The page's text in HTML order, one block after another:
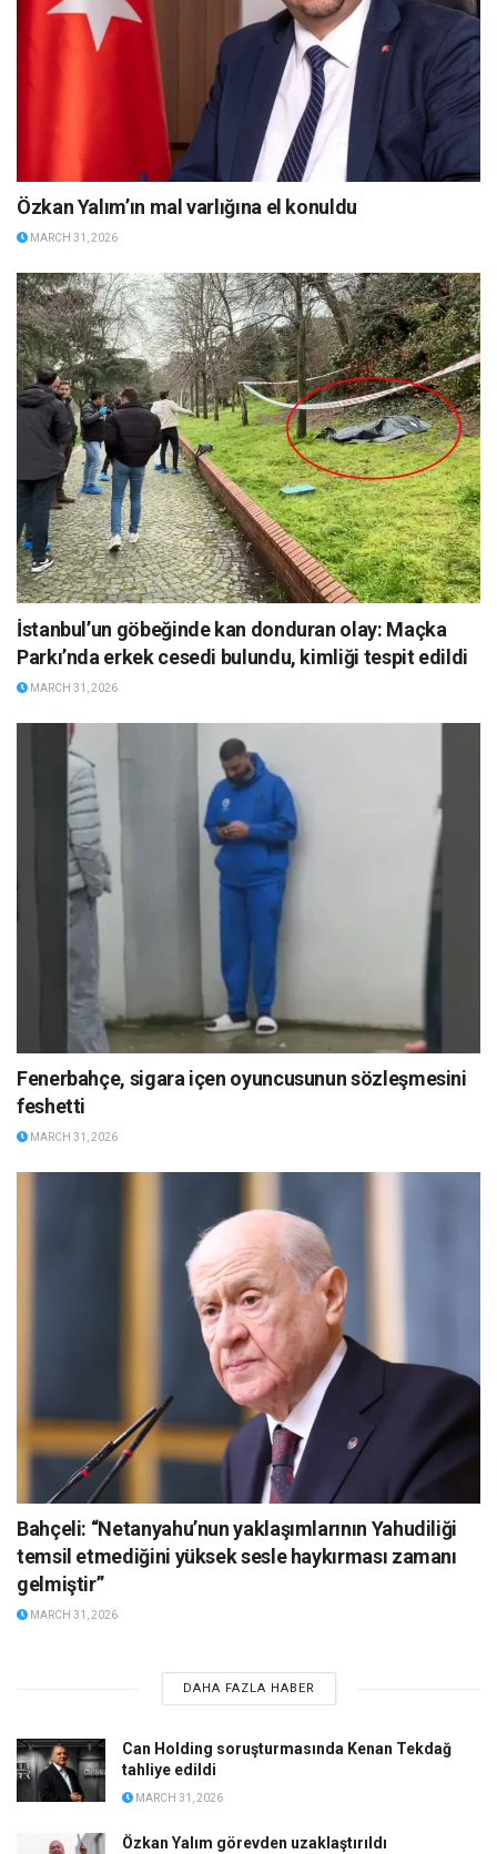
Özkan Yalım’ın mal varlığına el konuldu
MARCH 31, 2026
İstanbul’un göbeğinde kan donduran olay: Maçka
Parkı’nda erkek cesedi bulundu, kimliği tespit edildi
MARCH 31, 2026
Fenerbahçe, sigara içen oyuncusunun sözleşmesini
feshetti
MARCH 31, 2026
Bahçeli: “Netanyahu’nun yaklaşımlarının Yahudiliği
temsil etmediğini yüksek sesle haykırması zamanı
gelmiştir”
MARCH 31, 2026
DAHA FAZLA HABER
Can Holding soruşturmasında Kenan Tekdağ
tahliye edildi
MARCH 31, 2026
Özkan Yalım görevden uzaklaştırıldı